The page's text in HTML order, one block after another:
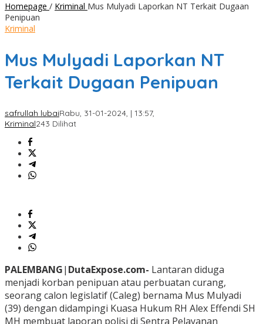
Homepage / Kriminal Mus Mulyadi Laporkan NT Terkait Dugaan
Penipuan
Kriminal
Mus Mulyadi Laporkan NT
Terkait Dugaan Penipuan
safrullah lubaiRabu, 31-01-2024, | 13:57,
Kriminal243 Dilihat
PALEMBANG| DutaExpose.com- Lantaran diduga
menjadi korban penipuan atau perbuatan curang,
seorang calon legislatif (Caleg) bernama Mus Mulyadi
(39) dengan didampingi Kuasa Hukum RH Alex Effendi SH
MH membuat laporan polisi di Sentra Pelayanan